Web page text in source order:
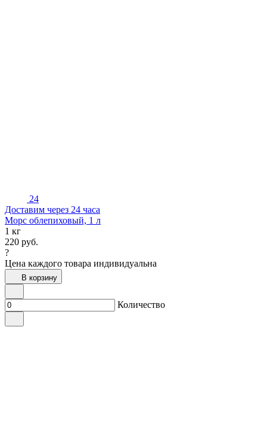
24
Доставим через 24 часа
Морс облепиховый, 1 л
1 кг
220 руб.
?
Цена каждого товара индивидуальна
В корзину
Количество